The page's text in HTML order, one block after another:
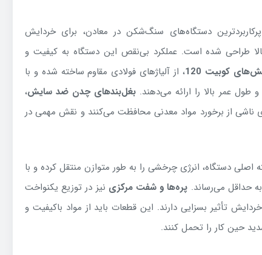
از پرکاربردترین دستگاه‌های سنگ‌شکن در معادن، برای خردایش
طراحی شده است. عملکرد بی‌نقص این دستگاه به کیفیت و
کوبیت 120
، از آلیاژهای فولادی مقاوم ساخته شده و با
عمر بالا را ارائه می‌دهند. بغل‌بندهای چدن ضد سایش،
ناشی از برخورد مواد معدنی محافظت می‌کنند و نقش مهمی در
اصلی دستگاه، انرژی چرخشی را به طور متوازن منتقل کرده و با
حداقل می‌رساند. پره‌ها و شفت مرکزی نیز در توزیع یکنواخت
تأثیر بسزایی دارند. این قطعات باید از مواد باکیفیت و
حین کار را تحمل کنند.